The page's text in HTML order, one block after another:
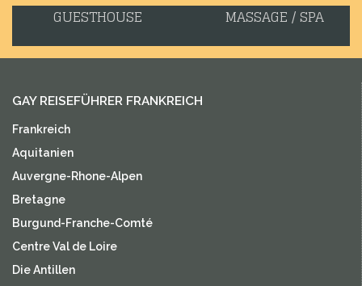
GUESTHOUSE MASSAGE / SPA
GAY REISEFÜHRER FRANKREICH
Frankreich
Aquitanien
Auvergne-Rhone-Alpen
Bretagne
Burgund-Franche-Comté
Centre Val de Loire
Die Antillen